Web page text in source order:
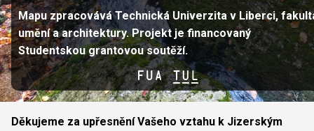
Mapu zpracovává Technická Univerzita v Liberci,
umění a architektury. Projekt je financovaný
Studentskou grantovou soutěží.
Děkujeme za upřesnění Vašeho vztahu k Jizerským